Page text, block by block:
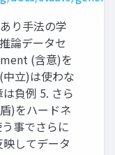
り手法の学
論データセ
(含意)を
立)は使わな
負例 5. さら
)をハードネ
事でさらに
してデータ